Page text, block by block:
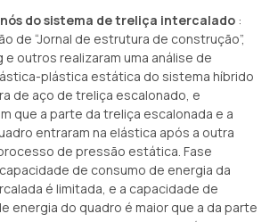
do sistema de treliça intercalado :
de “Jornal de estrutura de construção”,
e outros realizaram uma análise de
plástica estática do sistema híbrido
de aço de treliça escalonado, e
que a parte da treliça escalonada e a
entraram na elástica após a outra
de pressão estática. Fase
de consumo de energia da
é limitada, e a capacidade de
energia do quadro é maior que a da parte